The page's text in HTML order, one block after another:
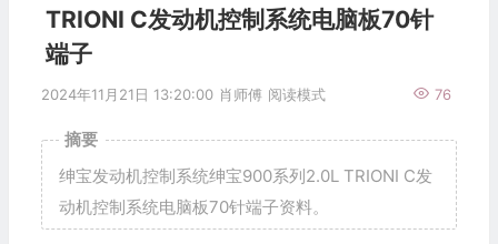
TRIONI C发动机控制系统电脑板70针
端子
2024年11月21日 13:20:00 肖师傅 76
阅读模式
摘要
绅宝发动机控制系统绅宝900系列2.0L TRIONI C发
动机控制系统电脑板70针端子资料。